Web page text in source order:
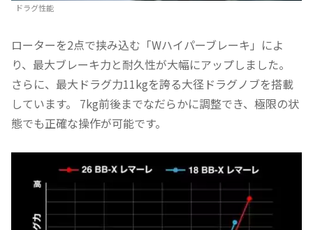
ドラグ性能
ローターを2点で挟み込む「Wハイパーブレーキ」によ
り、最大ブレーキ力と耐久性が大幅にアップしました。
さらに、最大ドラグ力11kgを誇る大径ドラグノブを搭載
しています。 7kg前後までなだらかに調整でき、極限の状
態でも正確な操作が可能です。